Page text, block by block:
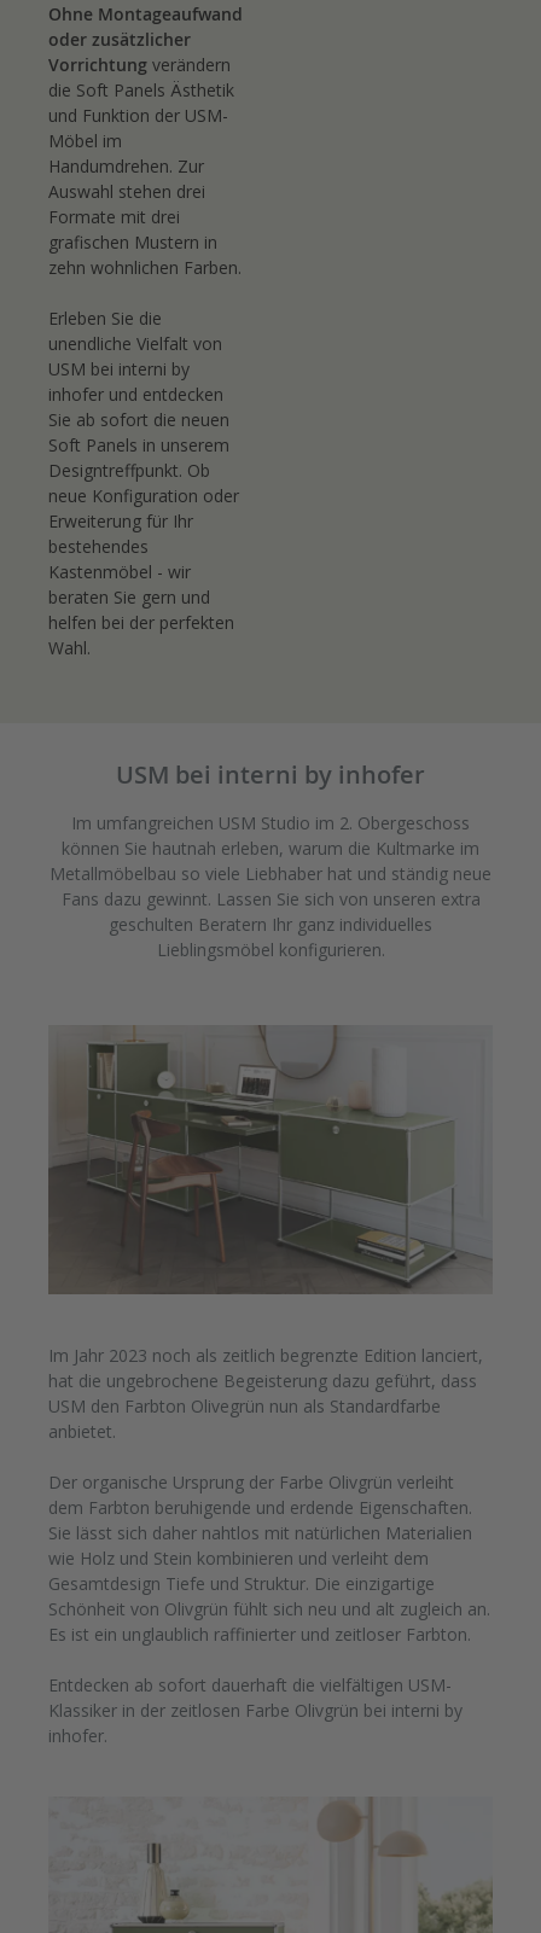
Ohne Montageaufwand
oder zusätzlicher
Vorrichtung verändern
die Soft Panels Ästhetik
und Funktion der USM-
Möbel im
Handumdrehen. Zur
Auswahl stehen drei
Formate mit drei
grafischen Mustern in
zehn wohnlichen Farben.
Erleben Sie die
unendliche Vielfalt von
USM bei interni by
inhofer und entdecken
Sie ab sofort die neuen
Soft Panels in unserem
Designtreffpunkt. Ob
neue Konfiguration oder
Erweiterung für Ihr
bestehendes
Kastenmöbel - wir
beraten Sie gern und
helfen bei der perfekten
Wahl.
USM bei interni by inhofer
Im umfangreichen USM Studio im 2. Obergeschoss
können Sie hautnah erleben, warum die Kultmarke im
Metallmöbelbau so viele Liebhaber hat und ständig neue
Fans dazu gewinnt. Lassen Sie sich von unseren extra
geschulten Beratern Ihr ganz individuelles
Lieblingsmöbel konfigurieren.
Im Jahr 2023 noch als zeitlich begrenzte Edition lanciert,
hat die ungebrochene Begeisterung dazu geführt, dass
USM den Farbton Olivegrün nun als Standardfarbe
anbietet.
Der organische Ursprung der Farbe Olivgrün verleiht
dem Farbton beruhigende und erdende Eigenschaften.
Sie lässt sich daher nahtlos mit natürlichen Materialien
wie Holz und Stein kombinieren und verleiht dem
Gesamtdesign Tiefe und Struktur. Die einzigartige
Schönheit von Olivgrün fühlt sich neu und alt zugleich an.
Es ist ein unglaublich raffinierter und zeitloser Farbton.
Entdecken ab sofort dauerhaft die vielfältigen USM-
Klassiker in der zeitlosen Farbe Olivgrün bei interni by
inhofer.